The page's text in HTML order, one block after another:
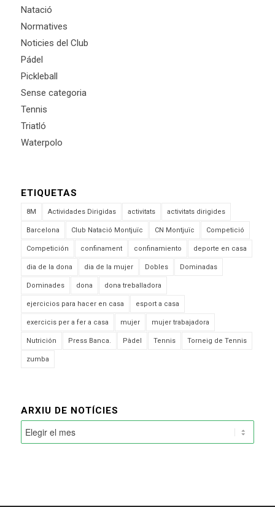
Natació
Normatives
Noticies del Club
Pádel
Pickleball
Sense categoria
Tennis
Triatló
Waterpolo
ETIQUETAS
8M Actividades Dirigidas activitats activitats dirigides
Barcelona Club Natació Montjuïc CN Montjuïc Competició
Competición confinament confinamiento deporte en casa
dia de la dona dia de la mujer Dobles Dominadas
Dominades dona dona treballadora
ejercicios para hacer en casa esport a casa
exercicis per a fer a casa mujer mujer trabajadora
Nutrición Press Banca. Pàdel Tennis Torneig de Tennis
zumba
ARXIU DE NOTÍCIES